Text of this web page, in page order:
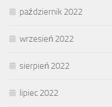
październik 2022
wrzesień 2022
sierpień 2022
lipiec 2022